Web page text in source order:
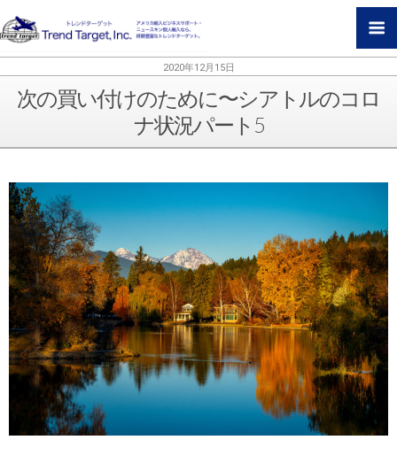
2020年12月15日
次の買い付けのために〜シアトルのコロ
ナ状況パート5